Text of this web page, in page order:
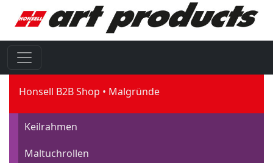
Honsell B2B Shop Malgründe
Keilrahmen
Maltuchrollen